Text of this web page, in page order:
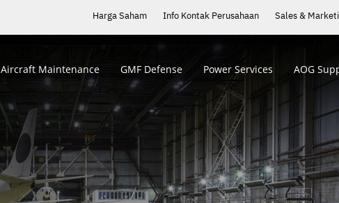
Harga Saham Info Kontak Perusahaan Sales &
Aircraft Maintenance GMF Defense Power Services AOG